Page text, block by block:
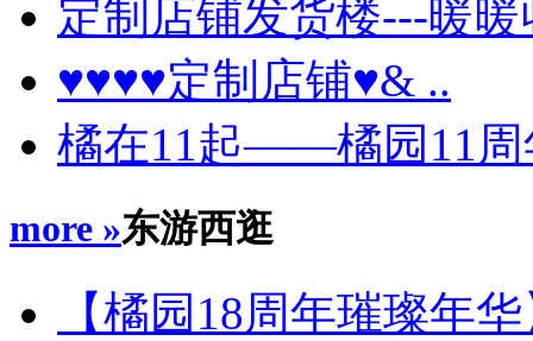
定制店铺发货楼---暖
♥♥♥♥定制店铺♥& ..
橘在11起——橘园11周
more »东游西逛
【橘园18周年璀璨年